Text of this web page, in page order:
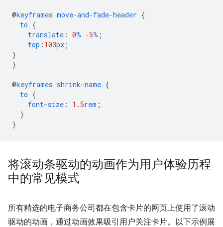
@keyframes move-and-fade-header {
to {
translate : 0% -5% ;
top : 103px ;
}
}
@keyframes shrink-name {
to {
font-size : 1.5rem ;
}
}
将滚动条驱动的动画作为用户体验历程
中的常见模式
所有精选的电子商务公司都在包含卡片的网页上使用了滚动
驱动的动画，通过动画效果吸引用户关注卡片。以下示例展